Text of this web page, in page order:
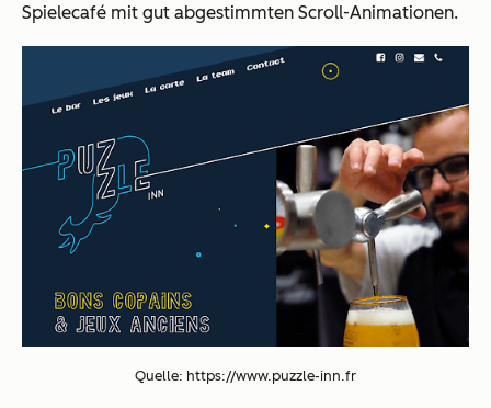
Spielecafé mit gut abgestimmten Scroll-Animationen.
Quelle: https://www.puzzle-inn.fr